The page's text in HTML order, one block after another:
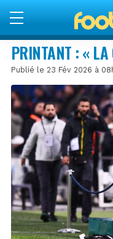
PRINTANT : « LA
Publié le 23 Fév 2026 à